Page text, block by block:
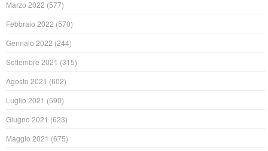
Marzo 2022 (577)
Febbraio 2022 (570)
Gennaio 2022 (244)
Settembre 2021 (315)
Agosto 2021 (602)
Luglio 2021 (590)
Giugno 2021 (623)
Maggio 2021 (675)